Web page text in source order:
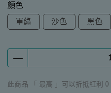
顏色
軍綠
沙色 黑色
此商品 「 最高 」可以折抵紅利 0